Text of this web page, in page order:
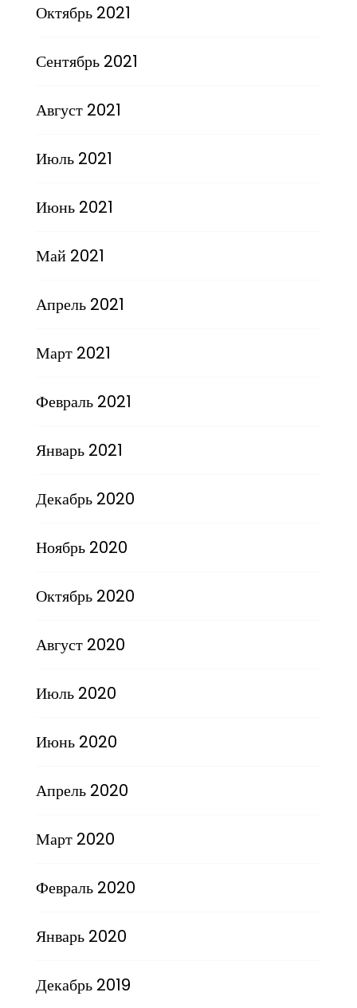
Октябрь 2021
Сентябрь 2021
Август 2021
Июль 2021
Июнь 2021
Май 2021
Апрель 2021
Март 2021
Февраль 2021
Январь 2021
Декабрь 2020
Ноябрь 2020
Октябрь 2020
Август 2020
Июль 2020
Июнь 2020
Апрель 2020
Март 2020
Февраль 2020
Январь 2020
Декабрь 2019